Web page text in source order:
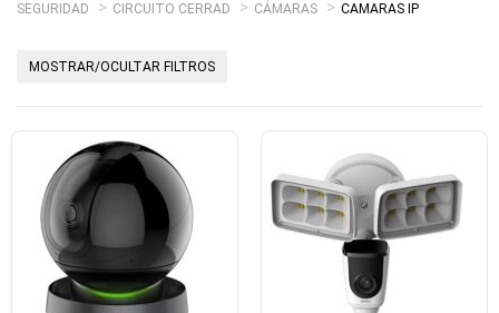
SEGURIDAD CIRCUITO CERRAD CÁMARAS CAMARAS IP
MOSTRAR/OCULTAR FILTROS